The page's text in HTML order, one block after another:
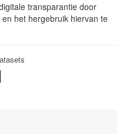
transparantie door
het hergebruik hiervan te